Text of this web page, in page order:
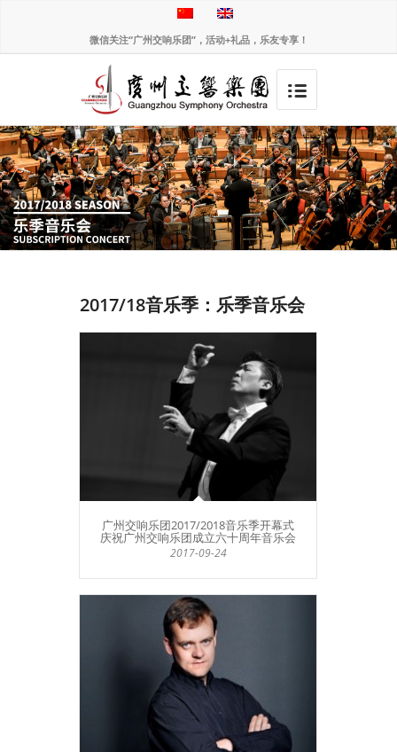
微信关注“广州交响乐团”，活动+礼品，乐友专享！
2017/18音乐季：乐季音乐会
广州交响乐团2017/2018音乐季开幕式
庆祝广州交响乐团成立六十周年音乐会
2017-09-24